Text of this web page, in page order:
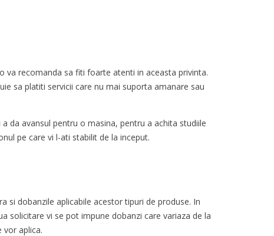
va recomanda sa fiti foarte atenti in aceasta privinta.
sa platiti servicii care nu mai suporta amanare sau
da avansul pentru o masina, pentru a achita studiile
pe care vi l-ati stabilit de la inceput.
si dobanzile aplicabile acestor tipuri de produse. In
solicitare vi se pot impune dobanzi care variaza de la
vor aplica.